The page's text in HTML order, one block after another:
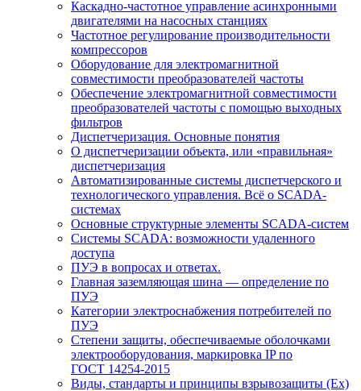
Каскадно-частотное управление асинхронными
двигателями на насосных станциях
Частотное регулирование производительности
компрессоров
Оборудование для электромагнитной
совместимости преобразователей частоты
Обеспечение электромагнитной совместимости
преобразователей частоты с помощью выходных
фильтров
Диспетчеризация. Основные понятия
О диспетчеризации объекта, или «правильная»
диспетчеризация
Автоматизированные системы диспетчерского и
технологического управления. Всё о SCADA-
системах
Основные структурные элементы SCADA-систем
Системы SCADA: возможности удаленного
доступа
ПУЭ в вопросах и ответах.
Главная заземляющая шина — определение по
ПУЭ
Категории электроснабжения потребителей по
ПУЭ
Степени защиты, обеспечиваемые оболочками
электрооборудования, маркировка IP по
ГОСТ 14254-2015
Виды, стандарты и принципы взрывозащиты (Ex)